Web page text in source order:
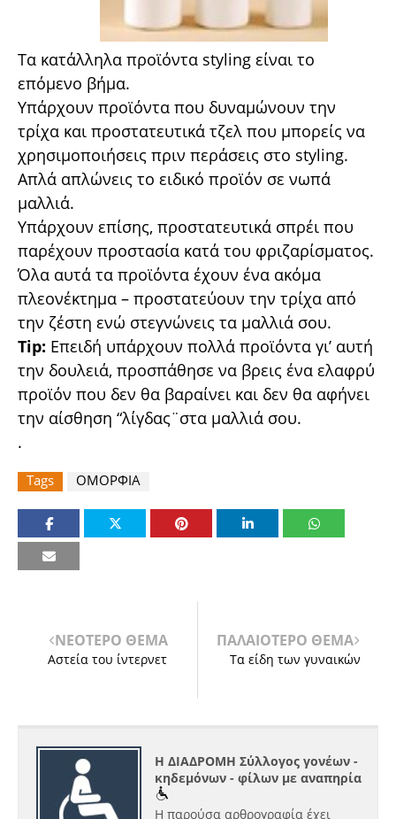
Tα κατάλληλα προϊόντα styling είναι το
επόμενο βήμα.
Υπάρχουν προϊόντα που δυναμώνουν την
τρίχα και προστατευτικά τζελ που μπορείς να
χρησιμοποιήσεις πριν περάσεις στο styling.
Απλά απλώνεις το ειδικό προϊόν σε νωπά
μαλλιά.
Υπάρχουν επίσης, προστατευτικά σπρέι που
παρέχουν προστασία κατά του φριζαρίσματος.
Όλα αυτά τα προϊόντα έχουν ένα ακόμα
πλεονέκτημα – προστατεύουν την τρίχα από
την ζέστη ενώ στεγνώνεις τα μαλλιά σου.
Tip: Επειδή υπάρχουν πολλά προϊόντα γι’ αυτή
την δουλειά, προσπάθησε να βρεις ένα ελαφρύ
προϊόν που δεν θα βαραίνει και δεν θα αφήνει
την αίσθηση “λίγδας¨στα μαλλιά σου.
.
Tags ΟΜΟΡΦΙΑ
ΝΕΟΤΕΡΟ ΘΕΜΑ
Αστεία του ίντερνετ
ΠΑΛΑΙΟΤΕΡΟ ΘΕΜΑ
Τα είδη των γυναικών
Η ΔΙΑΔΡΟΜΗ Σύλλογος γονέων -
κηδεμόνων - φίλων με αναπηρία
Η παρούσα αρθρογραφία έχει